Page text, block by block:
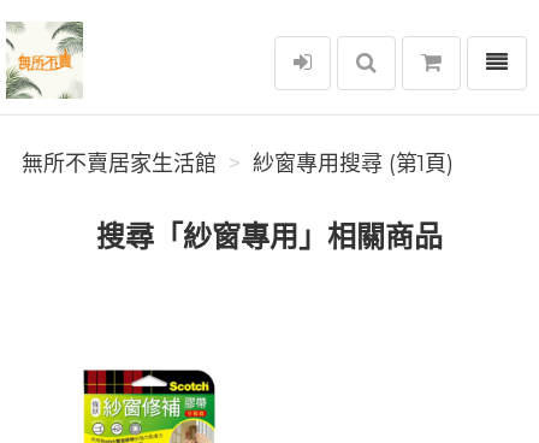
無所不賣居家生活館
選單
無所不賣居家生活館 紗窗專用搜尋 (第1頁)
搜尋「紗窗專用」相關商品